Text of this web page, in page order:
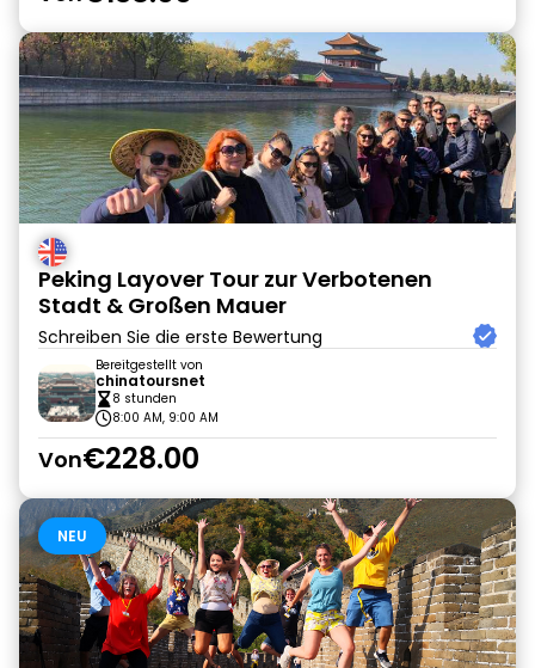
Peking Layover Tour zur Verbotenen
Stadt & Großen Mauer
Schreiben Sie die erste Bewertung
Bereitgestellt von
chinatoursnet
8 stunden
8:00 AM, 9:00 AM
Von€228.00
NEU